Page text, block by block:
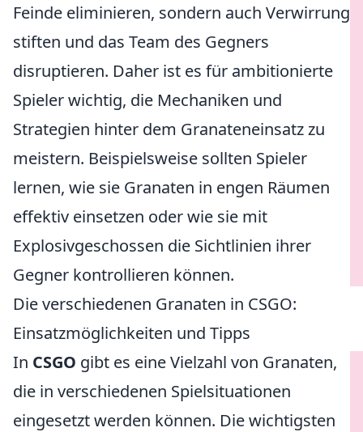
Feinde eliminieren, sondern auch Verwirrung
stiften und das Team des Gegners
disruptieren. Daher ist es für ambitionierte
Spieler wichtig, die Mechaniken und
Strategien hinter dem Granateneinsatz zu
meistern. Beispielsweise sollten Spieler
lernen, wie sie Granaten in engen Räumen
effektiv einsetzen oder wie sie mit
Explosivgeschossen die Sichtlinien ihrer
Gegner kontrollieren können.
Die verschiedenen Granaten in CSGO:
Einsatzmöglichkeiten und Tipps
In CSGO gibt es eine Vielzahl von Granaten,
die in verschiedenen Spielsituationen
eingesetzt werden können. Die wichtigsten